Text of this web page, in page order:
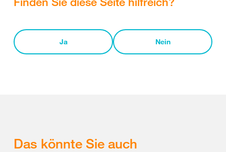
Ja Nein
Das könnte Sie auch